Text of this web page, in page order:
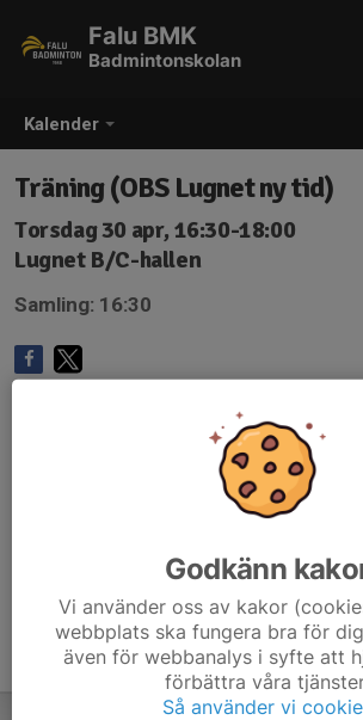
Kalender
Falu BMK
Badmintonskolan
Träning (OBS Lugnet ny tid)
Torsdag 30 apr, 16:30-18:00
Lugnet B/C-hallen
Samling: 16:30
Godkänn
Vi använder oss av kakor
webbplats ska fungera bra för
även för webbanalys i syfte att
förbättra våra
Så använder vi